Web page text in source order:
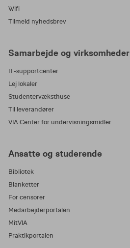
Wifi
Tilmeld nyhedsbrev
Samarbejde og virksomheder
IT-supportcenter
Lej lokaler
Studentervæksthuse
Til leverandører
VIA Center for undervisningsmidler
Ansatte og studerende
Bibliotek
Blanketter
For censorer
Medarbejderportalen
MitVIA
Praktikportalen